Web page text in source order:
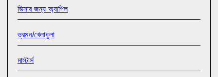
ভিসার জন্য অ্যাপিল
ভ্রমন/খেলাধুলা
মাস্টার্স